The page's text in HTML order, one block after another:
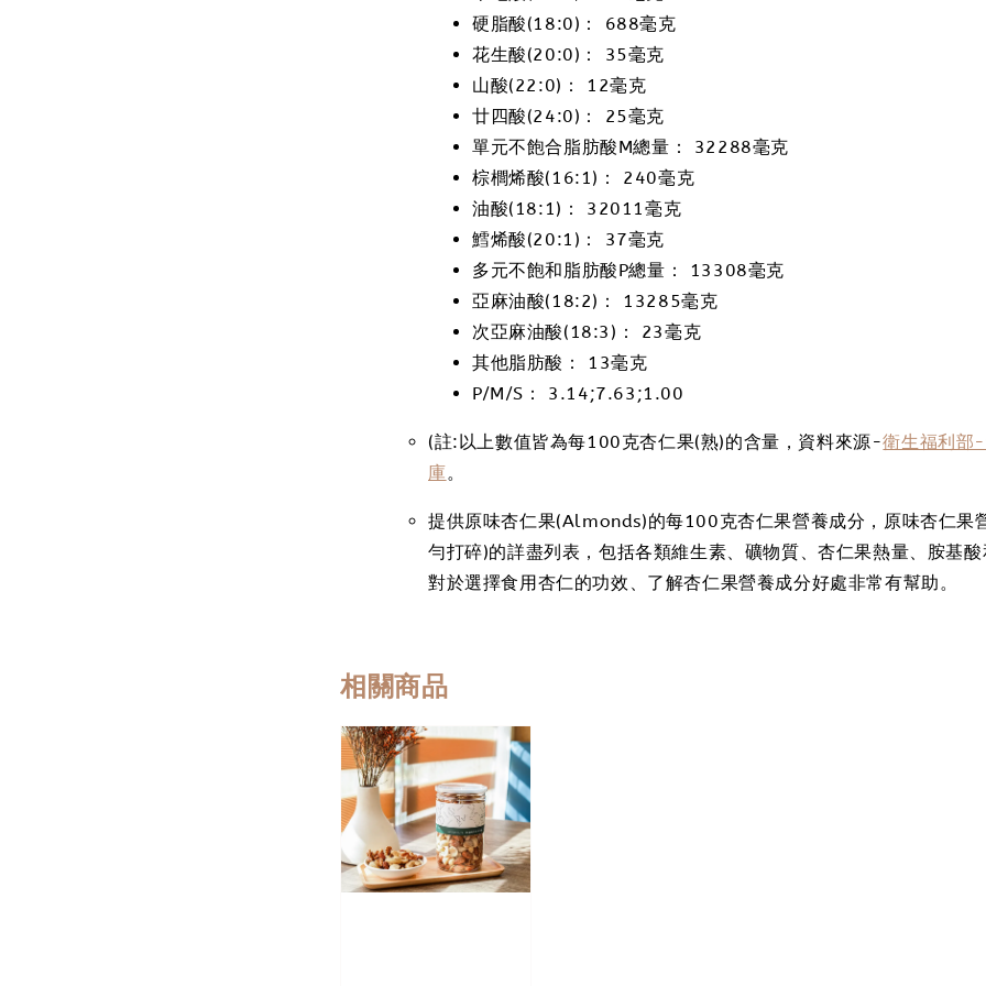
硬脂酸(18:0)： 688毫克
花生酸(20:0)： 35毫克
山酸(22:0)： 12毫克
廿四酸(24:0)： 25毫克
單元不飽合脂肪酸M總量： 32288毫克
棕櫚烯酸(16:1)： 240毫克
油酸(18:1)： 32011毫克
鱈烯酸(20:1)： 37毫克
多元不飽和脂肪酸P總量： 13308毫克
亞麻油酸(18:2)： 13285毫克
次亞麻油酸(18:3)： 23毫克
其他脂肪酸： 13毫克
P/M/S： 3.14;7.63;1.00
(註:以上數值皆為每100克杏仁果(熟)的含量，資料來源-衛生福利部
庫。
提供原味杏仁果(Almonds)的每100克杏仁果營養成分，原味杏仁果
勻打碎)的詳盡列表，包括各類維生素、礦物質、杏仁果熱量、胺基
對於選擇食用杏仁的功效、了解杏仁果營養成分好處非常有幫助。
相關商品